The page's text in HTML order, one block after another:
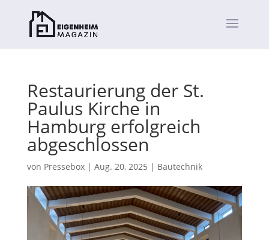
Restaurierung der St.
Paulus Kirche in
Hamburg erfolgreich
abgeschlossen
von Pressebox| Aug. 20, 2025 | Bautechnik